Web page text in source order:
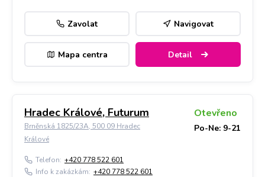
Zavolat Navigovat
Mapa centra Detail
Hradec Králové, Futurum
Brněnská 1825/23A, 500 09 Hradec
Králové
Otevřeno
Po-Ne: 9-21
Telefon: +420 778 522 601
Info k zakázkám: +420 778 522 601